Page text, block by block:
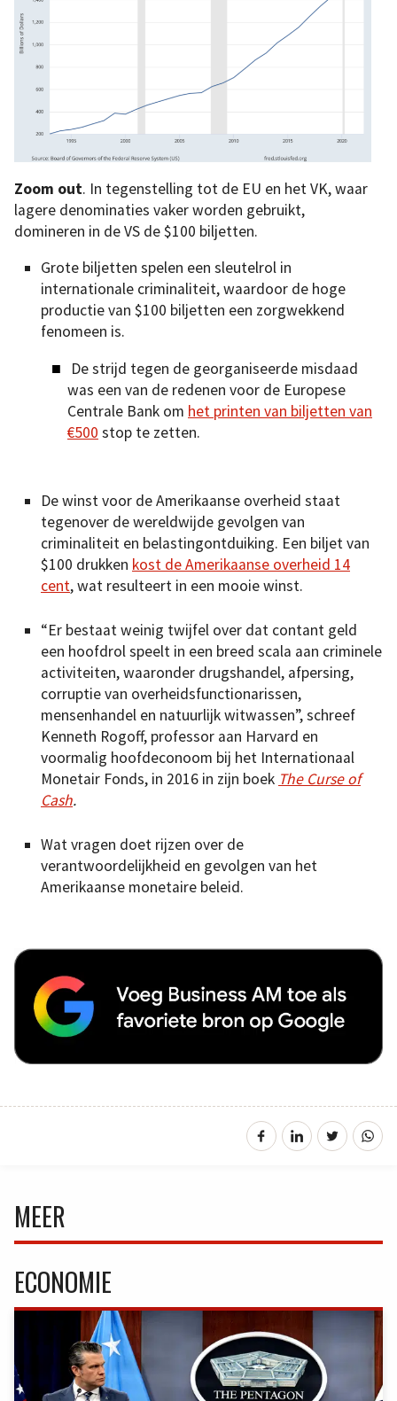
Zoom out. In tegenstelling tot de EU en het VK, waar
lagere denominaties vaker worden gebruikt,
domineren in de VS de $100 biljetten.
Grote biljetten spelen een sleutelrol in
internationale criminaliteit, waardoor de hoge
productie van $100 biljetten een zorgwekkend
fenomeen is.
De strijd tegen de georganiseerde misdaad
was een van de redenen voor de Europese
Centrale Bank om het printen van biljetten van
€500 stop te zetten.
De winst voor de Amerikaanse overheid staat
tegenover de wereldwijde gevolgen van
criminaliteit en belastingontduiking. Een biljet van
$100 drukken kost de Amerikaanse overheid 14
cent, wat resulteert in een mooie winst.
“Er bestaat weinig twijfel over dat contant geld
een hoofdrol speelt in een breed scala aan criminele
activiteiten, waaronder drugshandel, afpersing,
corruptie van overheidsfunctionarissen,
mensenhandel en natuurlijk witwassen”, schreef
Kenneth Rogoff, professor aan Harvard en
voormalig hoofdeconoom bij het Internationaal
Monetair Fonds, in 2016 in zijn boek The Curse of
Cash.
Wat vragen doet rijzen over de
verantwoordelijkheid en gevolgen van het
Amerikaanse monetaire beleid.
MEER
ECONOMIE